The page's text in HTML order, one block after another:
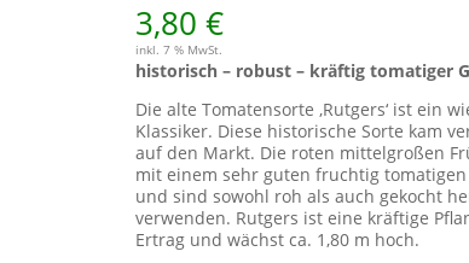
3,80€
inkl. 7 % MwSt.
historisch – robust – kräftig tomatiger
Die alte Tomatensorte ‚Rutgers‘ ist ein
Klassiker. Diese historische Sorte kam
auf den Markt. Die roten mittelgroßen
mit einem sehr guten fruchtig tomatigen
und sind sowohl roh als auch gekocht
verwenden. Rutgers ist eine kräftige
Ertrag und wächst ca. 1,80 m hoch.